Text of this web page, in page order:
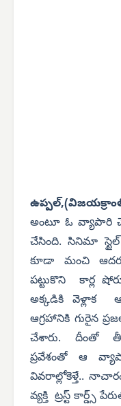
అంటూ ఓ వ్యాపారి
చేసింది. సినిమా స్టైల్
కూడా మంచి
పట్టుకొని కార్ల
అక్కడికి వెళ్లాక
ఆగ్రహానికి గురైన
చేశారు. దీంతో
ప్రవేశంతో ఆ
వివరాల్లోకెళ్తే..
వ్యక్తి ట్రస్ట్ కార్డ్స్